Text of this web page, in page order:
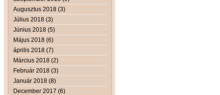
Augusztus 2018 (3)
Július 2018 (3)
Június 2018 (5)
Május 2018 (6)
április 2018 (7)
Március 2018 (2)
Február 2018 (3)
Január 2018 (8)
December 2017 (6)